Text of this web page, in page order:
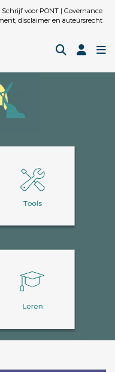
Schrijf voor PONT | Governance
disclaimer en auteursrecht